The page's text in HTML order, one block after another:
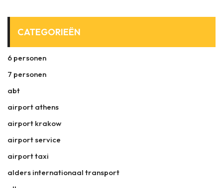
CATEGORIEËN
6 personen
7 personen
abt
airport athens
airport krakow
airport service
airport taxi
alders internationaal transport